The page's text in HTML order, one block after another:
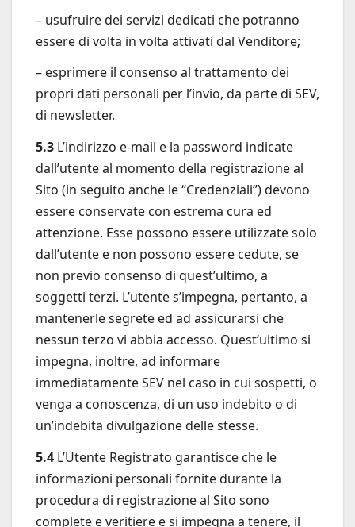
– usufruire dei servizi dedicati che potranno
essere di volta in volta attivati dal Venditore;
– esprimere il consenso al trattamento dei
propri dati personali per l’invio, da parte di SEV,
di newsletter.
5.3 L’indirizzo e-mail e la password indicate
dall’utente al momento della registrazione al
Sito (in seguito anche le “Credenziali”) devono
essere conservate con estrema cura ed
attenzione. Esse possono essere utilizzate solo
dall’utente e non possono essere cedute, se
non previo consenso di quest’ultimo, a
soggetti terzi. L’utente s’impegna, pertanto, a
mantenerle segrete ed ad assicurarsi che
nessun terzo vi abbia accesso. Quest’ultimo si
impegna, inoltre, ad informare
immediatamente SEV nel caso in cui sospetti, o
venga a conoscenza, di un uso indebito o di
un’indebita divulgazione delle stesse.
5.4 L’Utente Registrato garantisce che le
informazioni personali fornite durante la
procedura di registrazione al Sito sono
complete e veritiere e si impegna a tenere, il